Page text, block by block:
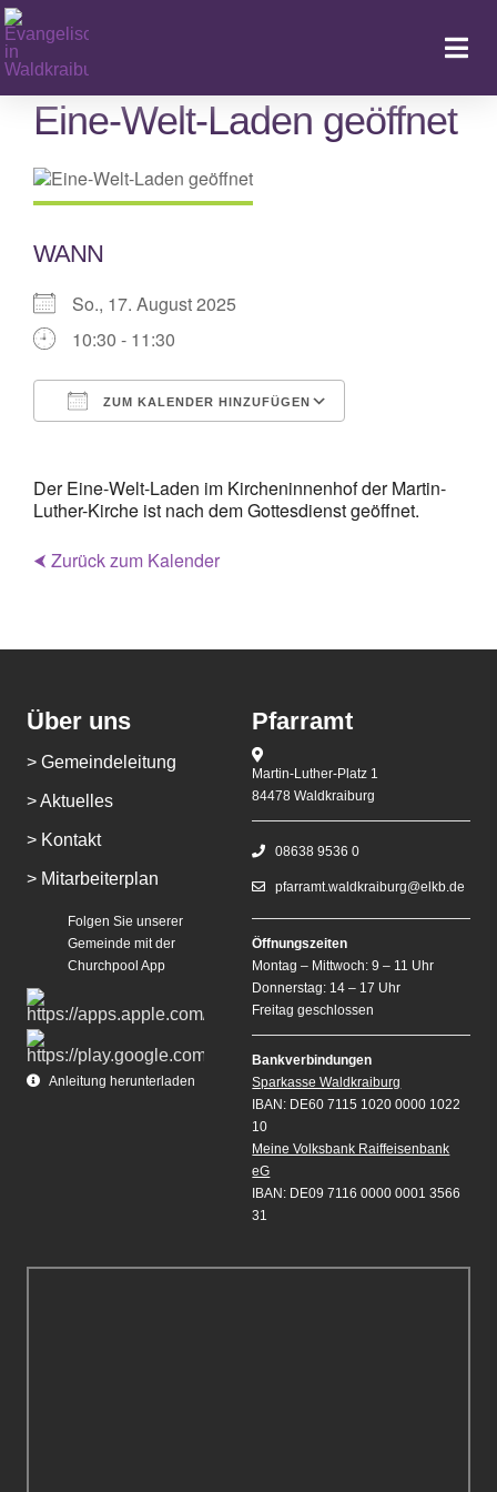
Zum
Inhalt
springen
Eine-Welt-Laden geöffnet
WANN
So., 17. August 2025
10:30 - 11:30
ZUM KALENDER HINZUFÜGEN
Der Eine-Welt-Laden im Kircheninnenhof der Martin-
Luther-Kirche ist nach dem Gottesdienst geöffnet.
⮜ Zurück zum Kalender
Über uns
> Gemeindeleitung
> Aktuelles
> Kontakt
> Mitarbeiterplan
Folgen Sie unserer
Gemeinde mit der
Churchpool App
Anleitung herunterladen
Pfarramt
Martin-Luther-Platz 1
84478 Waldkraiburg
08638 9536 0
pfarramt.waldkraiburg@elkb.de
Öffnungszeiten
Montag – Mittwoch: 9 – 11 Uhr
Donnerstag: 14 – 17 Uhr
Freitag geschlossen
Bankverbindungen
Sparkasse Waldkraiburg
IBAN: DE60 7115 1020 0000 1022
10
Meine Volksbank Raiffeisenbank
eG
IBAN: DE09 7116 0000 0001 3566
31